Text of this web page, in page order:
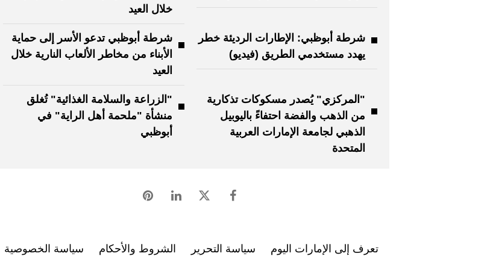
خلال العيد
شرطة أبوظبي: الإطارات الرديئة خطر
يهدد مستخدمي الطريق (فيديو)
شرطة أبوظبي تدعو الأسر إلى حماية
الأبناء من مخاطر الألعاب النارية خلال
العيد
"المركزي" يُصدر مسكوكات تذكارية
من الذهب والفضة احتفاءً باليوبيل
الذهبي لجامعة الإمارات العربية
المتحدة
"الزراعة والسلامة الغذائية" تُغلق
منشأة "ملحمة أهل الراية" في
أبوظبي
تعرف إلى الإمارات اليوم سياسة التحرير الشروط والأحكام سياسة الخصوصية